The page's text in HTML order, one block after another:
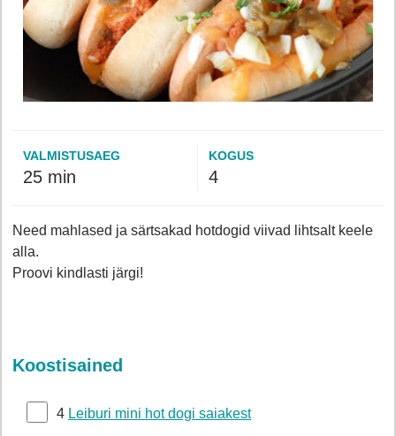
VALMISTUSAEG
25 min
KOGUS
4
Need mahlased ja särtsakad hotdogid viivad lihtsalt keele
alla.
Proovi kindlasti järgi!
Koostisained
4 Leiburi mini hot dogi saiakest